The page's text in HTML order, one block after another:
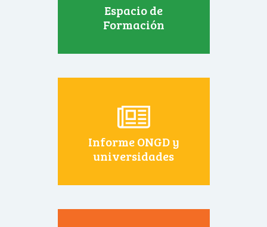
Espacio de
Formación
Informe ONGD y
universidades